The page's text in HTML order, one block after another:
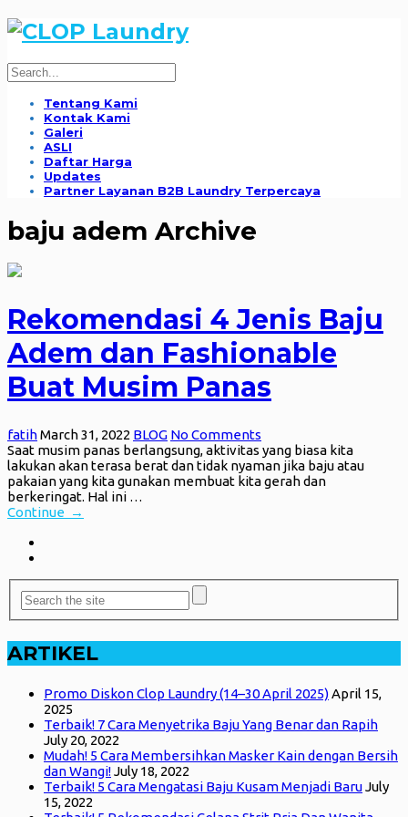
Tentang Kami
Kontak Kami
Galeri
ASLI
Daftar Harga
Updates
Partner Layanan B2B Laundry Terpercaya
baju adem Archive
Rekomendasi 4 Jenis Baju
Adem dan Fashionable
Buat Musim Panas
fatihMarch 31, 2022 BLOG No Comments
Saat musim panas berlangsung, aktivitas yang biasa kita
lakukan akan terasa berat dan tidak nyaman jika baju atau
pakaian yang kita gunakan membuat kita gerah dan
berkeringat. Hal ini …
Continue →
ARTIKEL
Promo Diskon Clop Laundry (14–30 April 2025)April 15,
2025
Terbaik! 7 Cara Menyetrika Baju Yang Benar dan Rapih
July 20, 2022
Mudah! 5 Cara Membersihkan Masker Kain dengan Bersih
dan Wangi!July 18, 2022
Terbaik! 5 Cara Mengatasi Baju Kusam Menjadi BaruJuly
15, 2022